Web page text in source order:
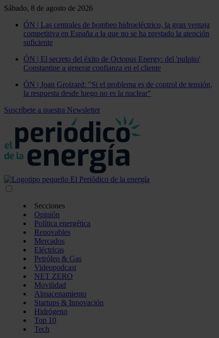
Sábado, 8 de agosto de 2026
ÓN | Las centrales de bombeo hidroeléctrico, la gran ventaja
competitiva en España a la que no se ha prestado la atención
suficiente
ÓN | El secreto del éxito de Octopus Energy: del 'pulpito'
Constantine a generar confianza en el cliente
ÓN | Joan Groizard: "Si el problema es de control de tensión,
la respuesta desde luego no es la nuclear"
Suscríbete a nuestra Newsletter
Secciones
Opinión
Política energética
Renovables
Mercados
Eléctricas
Petróleo & Gas
Videopodcast
NET ZERO
Movilidad
Almacenamiento
Startups & Innovación
Hidrógeno
Top 10
Tech